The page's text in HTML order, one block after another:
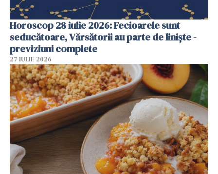
Horoscop 28 iulie 2026: Fecioarele sunt
seducătoare, Vărsătorii au parte de liniște -
previziuni complete
27 IULIE 2026